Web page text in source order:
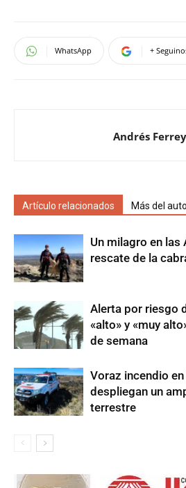
WhatsApp +
Andrés
Artículo relacionados Más del
Un milagro en las
rescate de la
Alerta por riesgo
«alto» y «muy
de semana
Voraz incendio
despliegan un
terrestre